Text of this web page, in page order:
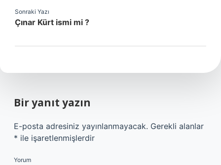
Sonraki Yazı
Çınar Kürt ismi mi ?
Bir yanıt yazın
E-posta adresiniz yayınlanmayacak. Gerekli alanlar
* ile işaretlenmişlerdir
Yorum